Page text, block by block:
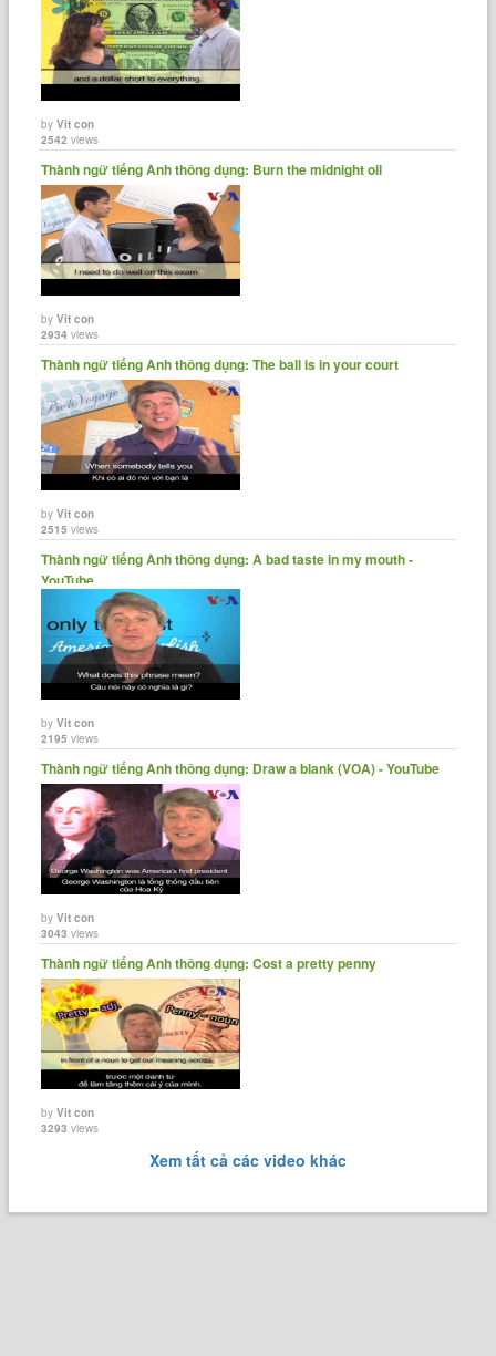
byVit con
2542 views
Thành ngữ tiếng Anh thông dụng: Burn the midnight oil
byVit con
2934 views
Thành ngữ tiếng Anh thông dụng: The ball is in your court
byVit con
2515 views
Thành ngữ tiếng Anh thông dụng: A bad taste in my mouth -
YouTube
byVit con
2195 views
Thành ngữ tiếng Anh thông dụng: Draw a blank (VOA) - YouTube
byVit con
3043 views
Thành ngữ tiếng Anh thông dụng: Cost a pretty penny
byVit con
3293 views
Xem tất cả các video khác